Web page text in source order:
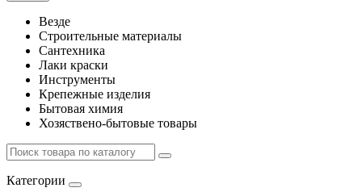
Везде
Строительные материалы
Сантехника
Лаки краски
Инструменты
Крепежные изделия
Бытовая химия
Хозяствено-бытовые товары
Категории